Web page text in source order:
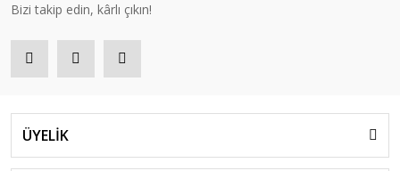
Bizi takip edin, kârlı çıkın!
ÜYELİK